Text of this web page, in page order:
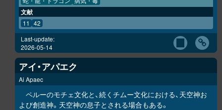
文献
11 42
Last-update:
2026-05-14
アイ・アパエク
Ai Apaec
ペルーのモチェ文化と、続くチムー文化における、天空神お
よび創造神。天空神の息子とされる場合もある。